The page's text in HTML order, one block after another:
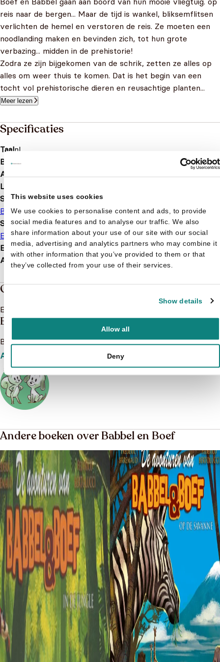
This website uses cookies
We use cookies to personalise content and ads, to provide
social media features and to analyse our traffic. We also
share information about your use of our site with our social
media, advertising and analytics partners who may combine it
with other information that you’ve provided to them or that
they’ve collected from your use of their services.
Show details
Allow all
Deny
reis naar de bergen... Maar de tijd is wankel, bliksemflitsen
verlichten de hemel en verstoren de reis. Ze moeten een
noodlanding maken en bevinden zich, tot hun grote
verbazing... midden in de prehistorie!
Zodra ze zijn bijgekomen van de schrik, zetten ze alles op
alles om weer thuis te komen. Dat is het begin van een
tocht vol prehistorische dieren en reusachtige planten...
Meer lezen
Specificaties
Taalnl
Bindwijze
Aantal pagina's
Leeftijd
Serie of karakter
Babbel en BoefDinosaurus
Soort boek
EducatiefLeesboek Voorleesboek
EAN9789460786761
Afmetingen
0210 × 210 × 10 mm
Over de boeken van Babbel en Boef
Er is nog niks geschreven over Babbel en Boef
Babbel en Boef
Bekijk het boeken aanbod van Babbel en Boef
Aanbod
Andere boeken over Babbel en Boef